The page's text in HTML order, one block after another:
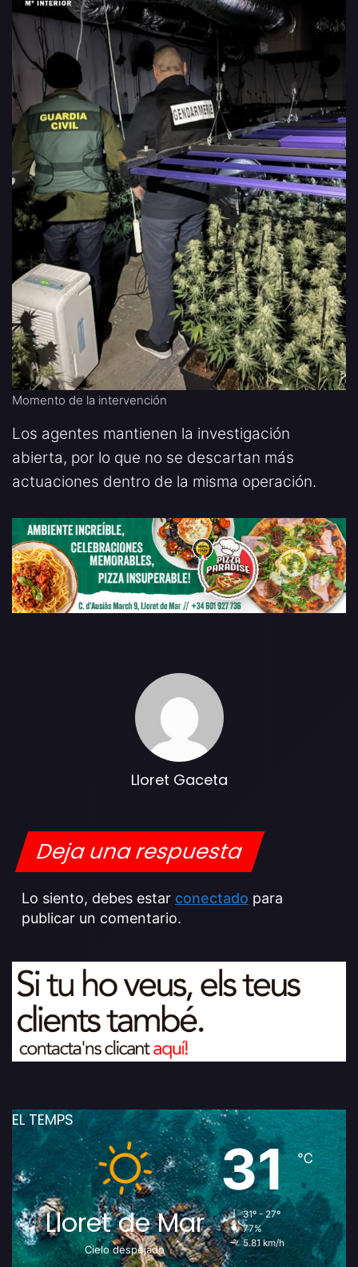
Momento de la intervención
Los agentes mantienen la investigación
abierta, por lo que no se descartan más
actuaciones dentro de la misma operación.
Lloret Gaceta
Deja una respuesta
Lo siento, debes estar conectado para
publicar un comentario.
EL TEMPS
Lloret de Mar
Cielo despejado
31℃
31º - 27º
77%
5.81 km/h